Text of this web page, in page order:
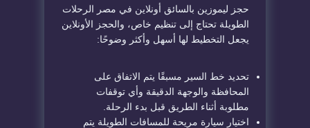
حجز ليموزين بالسائق أونلاين في مصر الرحلات
الطويلة تحتاج إلى تنظيم خاص، والحجز الأونلاين
يجعل التخطيط لها أسهل وأكثر وضوحًا:
تحديد خط السير مسبقًا يتم الاتفاق على
المحافظة والوجهة الدقيقة وأي توقفات
مطلوبة أثناء الطريق قبل بدء الرحلة.
اختيار سيارة مريحة للمسافات الطويلة يتم